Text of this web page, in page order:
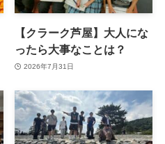
【クラーク芦屋】大人にな
ったら大事なことは？
2026年7月31日